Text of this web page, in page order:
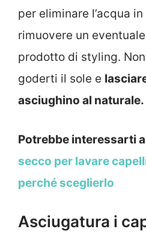
per eliminare l’acqua
rimuovere un
prodotto di styling.
goderti il sole e
asciughino al naturale.
Potrebbe interessarti
secco per lavare
perché sceglierlo
Asciugatura i